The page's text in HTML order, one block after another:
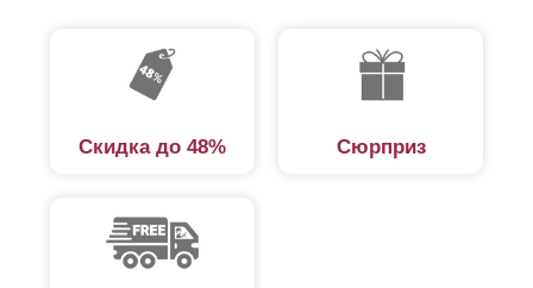
Скидка до 48% Сюрприз